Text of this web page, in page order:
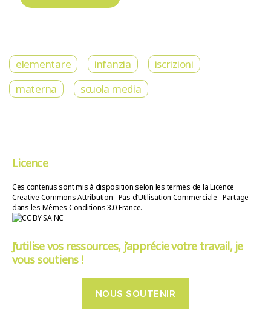
elementare infanzia
iscrizioni
materna
scuola media
Licence
Ces contenus sont mis à disposition selon les termes de la Licence
Creative Commons Attribution - Pas d’Utilisation Commerciale - Partage
dans les Mêmes Conditions 3.0 France.
J’utilise vos ressources, j’apprécie votre travail, je
vous soutiens !
NOUS SOUTENIR